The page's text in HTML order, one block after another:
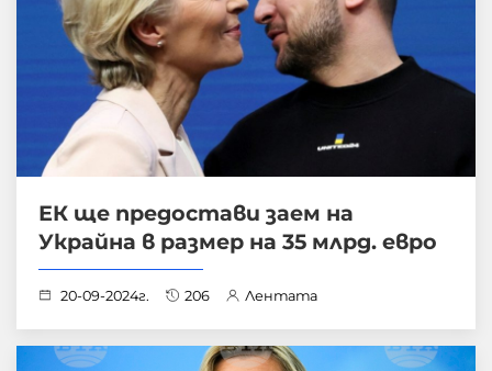
ЕК ще предостави заем на
Украйна в размер на 35 млрд. евро
20-09-2024г. 206 Лентата